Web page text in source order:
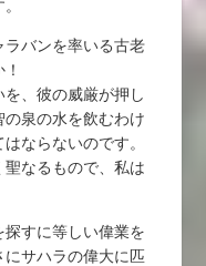
バンを率いる古老
、彼の威厳が押し
泉の水を飲むわけ
ならないのです。
なるもので、私は
すに等しい偉業を
サハラの偉大に匹